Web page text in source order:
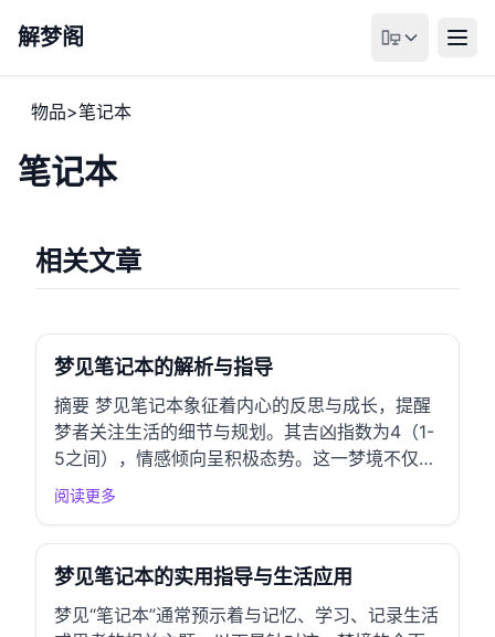
解梦阁
物品>笔记本
笔记本
相关文章
梦见笔记本的解析与指导
摘要 梦见笔记本象征着内心的反思与成长，提醒
梦者关注生活的细节与规划。其吉凶指数为4（1-
5之间），情感倾向呈积极态势。这一梦境不仅反
映了对知识的渴望，也促使个体对未来的规划与
感指标 梦中的笔记本是记录与反省的象征，承载
着梦者对自身经历和情感的整理与...
阅读更多
梦见笔记本的实用指导与生活应用
梦见“笔记本”通常预示着与记忆、学习、记录生活